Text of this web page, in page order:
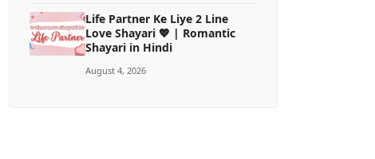
Life Partner Ke Liye 2 Line
Love Shayari 💖 | Romantic
Shayari in Hindi
August 4, 2026